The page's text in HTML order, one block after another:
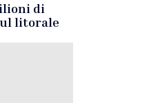
di
litorale